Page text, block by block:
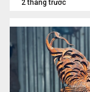
2 tháng trước